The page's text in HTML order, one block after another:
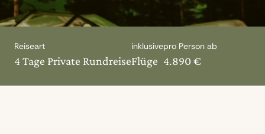
Reiseart
4 Tage Private Rundreise
inklusive
Flüge
pro Person ab
4.890 €